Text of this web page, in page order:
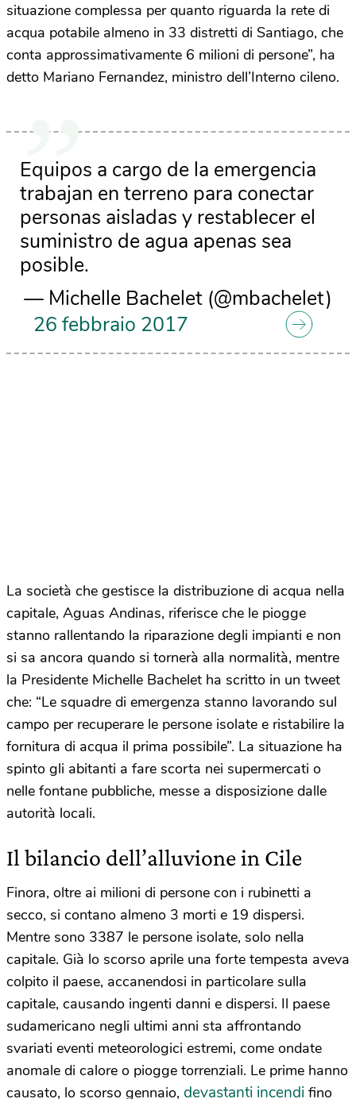
situazione complessa per quanto riguarda la rete di
acqua potabile almeno in 33 distretti di Santiago, che
conta approssimativamente 6 milioni di persone”, ha
detto Mariano Fernandez, ministro dell’Interno cileno.
Equipos a cargo de la emergencia
trabajan en terreno para conectar
personas aisladas y restablecer el
suministro de agua apenas sea
posible.
— Michelle Bachelet (@mbachelet)
26 febbraio 2017
La società che gestisce la distribuzione di acqua nella
capitale, Aguas Andinas, riferisce che le piogge
stanno rallentando la riparazione degli impianti e non
si sa ancora quando si tornerà alla normalità, mentre
la Presidente Michelle Bachelet ha scritto in un tweet
che: “Le squadre di emergenza stanno lavorando sul
campo per recuperare le persone isolate e ristabilire la
fornitura di acqua il prima possibile”. La situazione ha
spinto gli abitanti a fare scorta nei supermercati o
nelle fontane pubbliche, messe a disposizione dalle
autorità locali.
Il bilancio dell’alluvione in Cile
Finora, oltre ai milioni di persone con i rubinetti a
secco, si contano almeno 3 morti e 19 dispersi.
Mentre sono 3387 le persone isolate, solo nella
capitale. Già lo scorso aprile una forte tempesta aveva
colpito il paese, accanendosi in particolare sulla
capitale, causando ingenti danni e dispersi. Il paese
sudamericano negli ultimi anni sta affrontando
svariati eventi meteorologici estremi, come ondate
anomale di calore o piogge torrenziali. Le prime hanno
causato, lo scorso gennaio, devastanti incendi fino